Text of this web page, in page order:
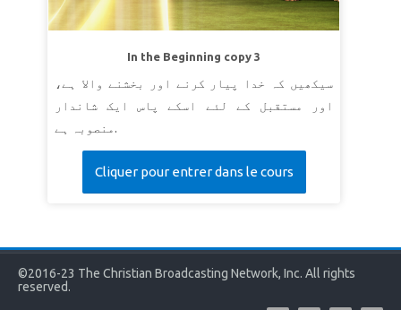
In the Beginning copy 3
سیکھیں کہ خدا پیار کرنے اور بخشنے والا ہے،
اور مستقبل کے لئے اسکے پاس ایک شاندار
منصوبہ ہے.
Cliquer pour entrer dans le cours
©2016-23 The Christian Broadcasting Network, Inc. All rights
reserved.